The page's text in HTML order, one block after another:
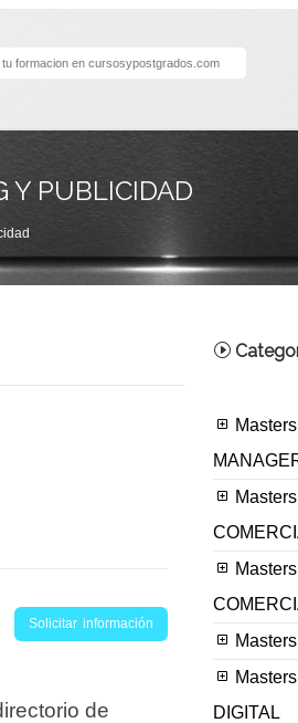
Y PUBLICIDAD
Solicitar información
de
DIGITAL